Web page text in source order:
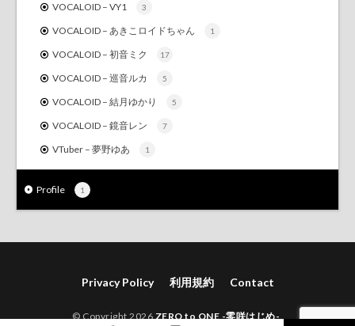
VOCALOID – VY1 3
VOCALOID – あきこロイドちゃん 1
VOCALOID – 初音ミク 17
VOCALOID – 巡音ルカ 5
VOCALOID – 結月ゆかり 5
VOCALOID – 鏡音レン 7
VTuber – 夢野ゆあ 1
Profile 1
Privacy Policy 利用規約 Contact
© Copyright 2026ZERO to ONE -零咲はじめ-.